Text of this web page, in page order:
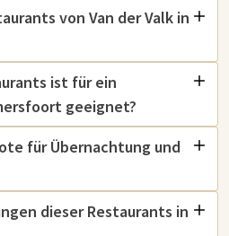
von Van der Valk in
ist für ein
geeignet?
für Übernachtung und
dieser Restaurants in